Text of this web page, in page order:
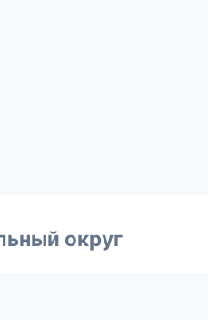
округ